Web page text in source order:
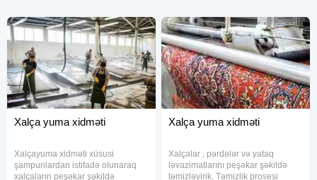
Xalça yuma xidməti
Xalçayuma xidməti xüsusi
şampunlardan istifadə olunaraq
xalçaların peşəkar şəkildə
Xalça yuma xidməti
Xalçalar , pərdələr və yataq
ləvazimatlarını peşəkar şəkildə
təmizləyirik. Təmizlik prosesi